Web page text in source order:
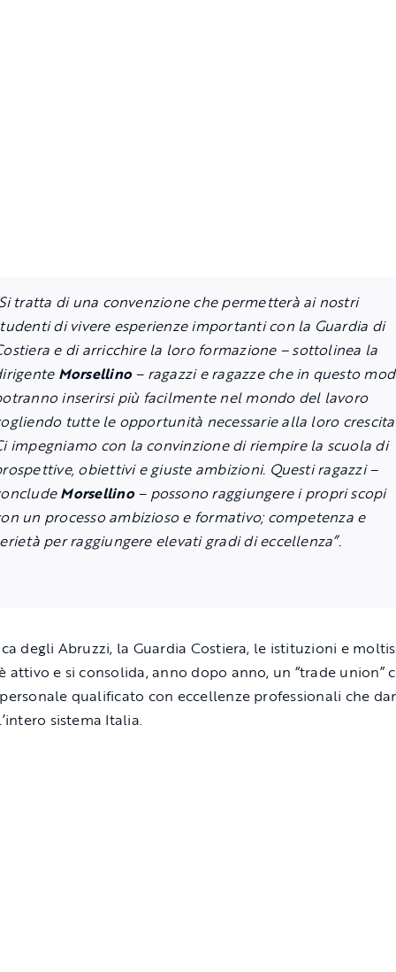
tratta di una convenzione che permetterà ai nostri
di vivere esperienze importanti con la Guardia di
e di arricchire la loro formazione – sottolinea la
Morsellino– ragazzi e ragazze che in questo
inserirsi più facilmente nel mondo del lavoro
tutte le opportunità necessarie alla loro
impegniamo con la convinzione di riempire la scuola di
obiettivi e giuste ambizioni. Questi ragazzi–
Morsellino–possono raggiungere i propri scopi
un processo ambizioso e formativo; competenza e
per raggiungere elevati gradi di eccellenza”.
degli Abruzzi, la Guardia Costiera, le istituzioni e
attivo e si consolida, anno dopo anno, un “trade union”
qualificato con eccellenze professionali che
sistema Italia.